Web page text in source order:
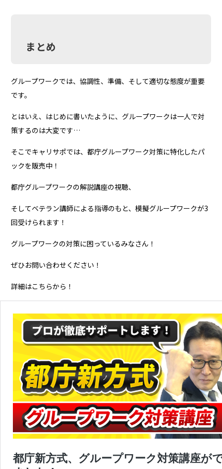
まとめ
グループワークでは、協調性、準備、そして適切な態度が重要
です。
とはいえ、はじめに書いたように、グループワークは一人で対
策するのは大変です…
そこでキャリサポでは、都庁グループワーク対策に特化したパ
ックを販売中！
都庁グループワークの解説講座の視聴、
そしてベテラン講師による指導のもと、模擬グループワークが3
回受けられます！
グループワークの対策に困っているみなさん！
ぜひお問い合わせください！
詳細はこちらから！